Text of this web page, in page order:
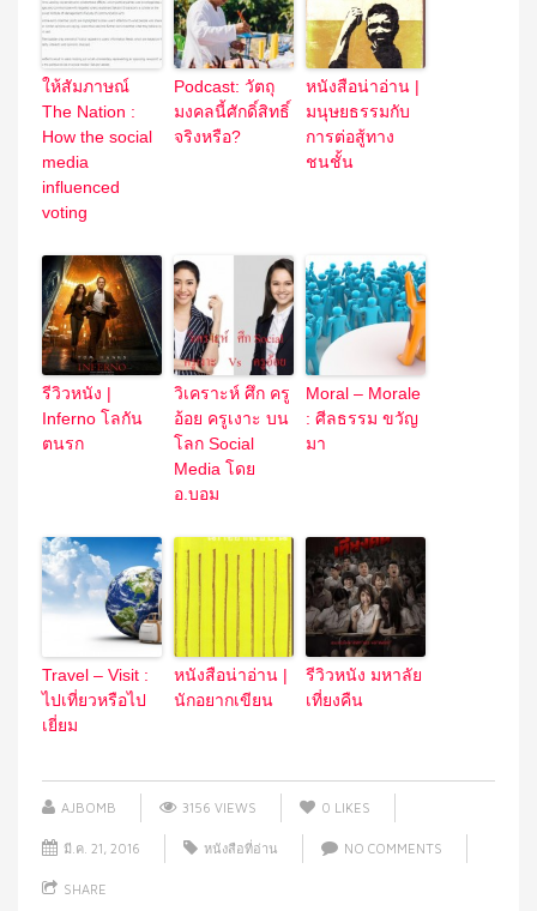
ให้สัมภาษณ์
The Nation :
How the social
media
influenced
voting
Podcast: วัตถุ
มงคลนี้ศักดิ์สิทธิ์
จริงหรือ?
หนังสือน่าอ่าน |
มนุษยธรรมกับ
การต่อสู้ทาง
ชนชั้น
รีวิวหนัง |
Inferno โลกัน
ตนรก
วิเคราะห์ ศึก ครู
อ้อย ครูเงาะ บน
โลก Social
Media โดย
อ.บอม
Moral – Morale
: ศีลธรรม ขวัญ
มา
Travel – Visit :
ไปเที่ยวหรือไป
เยี่ยม
หนังสือน่าอ่าน |
นักอยากเขียน
รีวิวหนัง มหาลัย
เที่ยงคืน
AJBOMB 3156 VIEWS 0 LIKES
มี.ค. 21, 2016 หนังสือที่อ่าน NO COMMENTS
SHARE